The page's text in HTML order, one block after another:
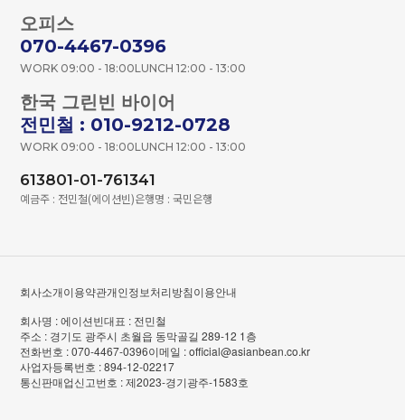
오피스
070-4467-0396
WORK 09:00 - 18:00LUNCH 12:00 - 13:00
한국 그린빈 바이어
전민철 : 010-9212-0728
WORK 09:00 - 18:00LUNCH 12:00 - 13:00
613801-01-761341
예금주 : 전민철(에이션빈)은행명 : 국민은행
회사소개이용약관개인정보처리방침이용안내
회사명 : 에이션빈대표 : 전민철
주소 : 경기도 광주시 초월읍 동막골길 289-12 1층
전화번호 : 070-4467-0396이메일 : official@asianbean.co.kr
사업자등록번호 : 894-12-02217
통신판매업신고번호 : 제2023-경기광주-1583호